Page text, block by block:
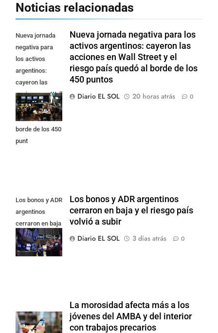
Noticias relacionadas
Nueva jornada
negativa para
los activos
argentinos:
cayeron las
acciones en Wall
Street y el riesgo
país quedó al
borde de los 450
punt
Nueva jornada negativa para los
activos argentinos: cayeron las
acciones en Wall Street y el
riesgo país quedó al borde de los
450 puntos
Diario EL SOL
20 horas atrás 0
Los bonos y ADR
argentinos
cerraron en baja
y el riesgo país
volvió a subir
Los bonos y ADR argentinos
cerraron en baja y el riesgo país
volvió a subir
Diario EL SOL
3 días atrás 0
La morosidad afecta más a los
jóvenes del AMBA y del interior
con trabajos precarios